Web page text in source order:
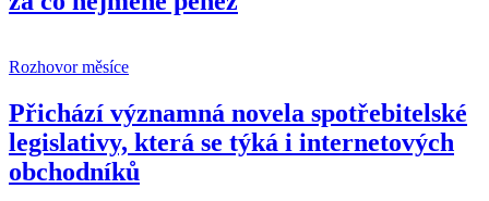
Rozhovor měsíce
Přichází významná novela spotřebitelské
legislativy, která se týká i internetových
obchodníků